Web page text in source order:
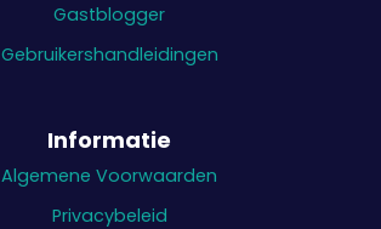
Gastblogger
Gebruikershandleidingen
Informatie
Algemene Voorwaarden
Privacybeleid